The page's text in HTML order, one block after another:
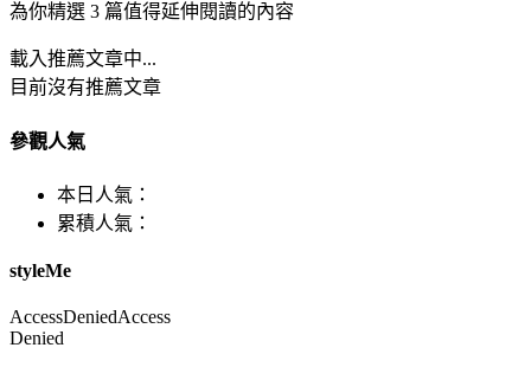
為你精選 3 篇值得延伸閱讀的內容
載入推薦文章中...
目前沒有推薦文章
參觀人氣
本日人氣：
累積人氣：
styleMe